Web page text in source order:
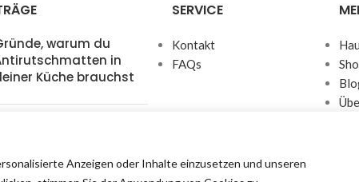
Anzeigen oder Inhalte einzusetzen und unseren
warum du
in
Küche brauchst
revolutionieren
SERVICE
Kontakt
FAQs